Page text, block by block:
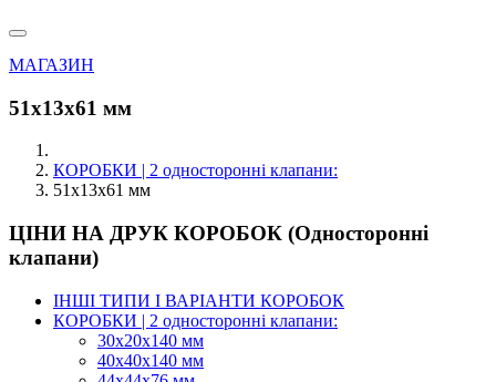
МАГАЗИН
51x13x61 мм
КОРОБКИ | 2 односторонні клапани:
51x13x61 мм
ЦІНИ НА ДРУК КОРОБОК (Односторонні
клапани)
ІНШІ ТИПИ І ВАРІАНТИ КОРОБОК
КОРОБКИ | 2 односторонні клапани:
30x20x140 мм
40x40x140 мм